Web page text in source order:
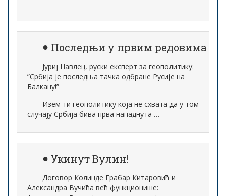
Последњи у првим редовима
Јуриј Павлец, руски експерт за геополитику:
”Србија је последња тачка одбране Русије на
Балкану!”
Изем ти геополитику која не схвата да у том
случају Србија бива прва нападнута …
Укинут Вулин!
Договор Колинде Грабар Китаровић и
Александра Вучића већ функционише: